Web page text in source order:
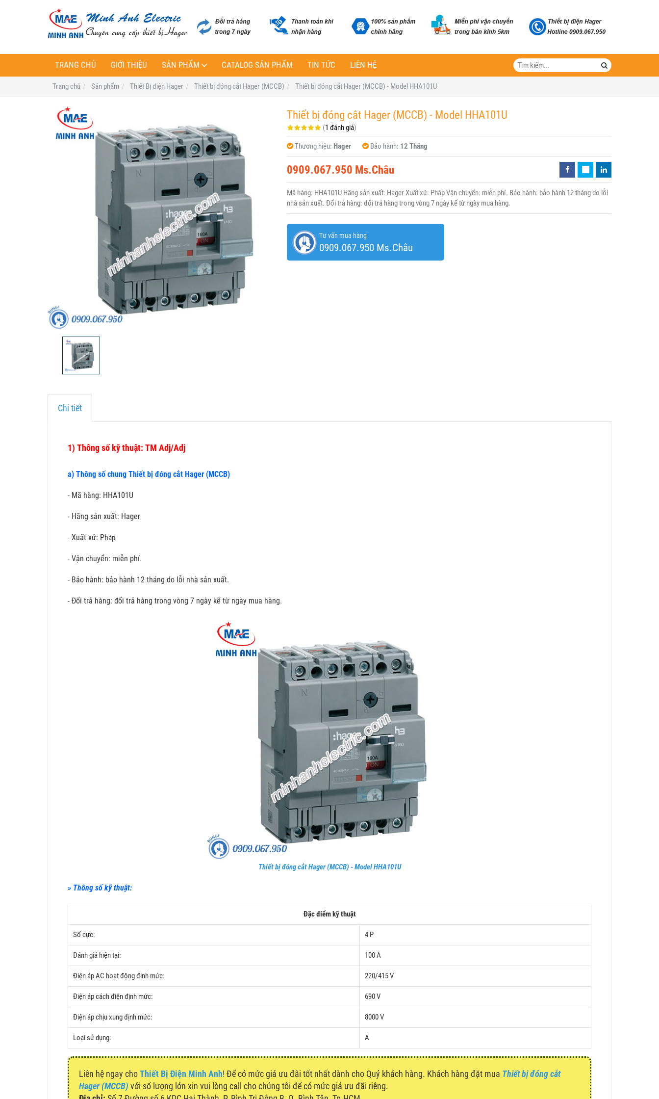
TRANG CHỦ GIỚI THIỆU SẢN PHẨM CATALOG SẢN PHẨM TIN TỨC LIÊN HỆ
Trang chủ Sản phẩm Thiết Bị điện Hager Thiết bị đóng cắt Hager (MCCB) Thiết bị đóng cắt Hager (MCCB) - Model HHA101U
Thiết bị đóng cắt Hager (MCCB) - Model HHA101U
(1 đánh giá)
Thương hiệu: Hager Bảo hành: 12 Tháng
0909.067.950 Ms.Châu
Mã hàng: HHA101U Hãng sản xuất: Hager Xuất xứ: Pháp Vận chuyển: miễn phí. Bảo hành: bảo hành 12 tháng do lỗi
nhà sản xuất. Đổi trả hàng: đổi trả hàng trong vòng 7 ngày kể từ ngày mua hàng.
Tư vấn mua hàng
0909.067.950 Ms.Châu
Chi tiết
1) Thông số kỹ thuật: TM Adj/Adj
a) Thông số chung Thiết bị đóng cắt Hager (MCCB)
- Mã hàng: HHA101U
- Hãng sản xuất: Hager
- Xuất xứ: Pháp
- Vận chuyển: miễn phí.
- Bảo hành: bảo hành 12 tháng do lỗi nhà sản xuất.
- Đổi trả hàng: đổi trả hàng trong vòng 7 ngày kể từ ngày mua hàng.
Thiết bị đóng cắt Hager (MCCB) - Model HHA101U
» Thông số kỹ thuật:
Đặc điểm kỹ thuật
Số cực: 4 P
Đánh giá hiện tại: 100 A
Điện áp AC hoạt động định mức: 220/415 V
Điện áp cách điện định mức: 690 V
Điện áp chịu xung định mức: 8000 V
Loại sử dụng: A
Liên hệ ngay choThiết Bị Điện Minh Anh! Để có mức giá ưu đãi tốt nhất dành cho Quý khách hàng. Khách hàng đặt mua Thiết bị đóng cắt
Hager (MCCB) với số lượng lớn xin vui lòng call cho chúng tôi để có mức giá ưu đãi riêng.